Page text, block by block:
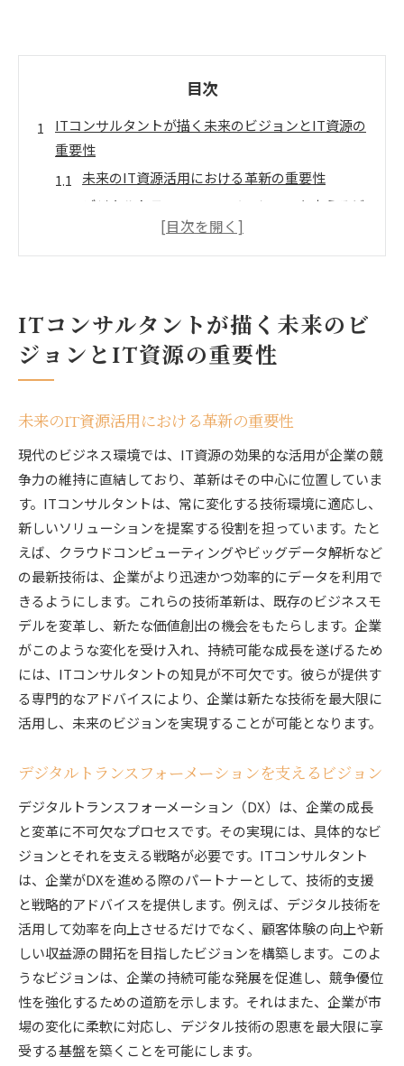
目次
ITコンサルタントが描く未来のビジョンとIT資源の
重要性
未来のIT資源活用における革新の重要性
デジタルトランスフォーメーションを支えるビ
ITコンサルタントの役割とその未来への影響
未来志向のIT資源管理のアプローチ
競争力を維持するためのIT資源戦略
IT資源を最大限に活用するためのITコンサルタント
IT資源活用のための戦略的プランニング
効果的なIT資源配分の技術
競争力強化のためのIT資源の最適化
ITコンサルタントによるアプローチの多様性
IT資源管理における革新と効率
最新技術の導入によるIT資源の強化
企業の競争力を高めるためのITコンサルタントの専
専門知識を活かした競争力強化戦略
ITコンサルタントが提案する革新的ソリューシ
ョン
データ分析を通じた競争力の向上
競争力のあるITインフラの構築方法
専門知識を活用した持続的成長戦略
ITコンサルタントが提案する持続可能な未来へのス
テップ
持続可能な発展を促進するIT資源戦略
環境に配慮したIT資源管理の手法
長期的視野から見た未来のIT資源
IT資源の持続可能性を高めるための取り組み
ITコンサルタントによる持続可能性への貢献
持続可能な未来を実現するためのIT資源活用
IT資源活用の最前線に立つITコンサルタントの役割
ITコンサルタントが描く未来のビ
ジョンとIT資源の重要性
未来のIT資源活用における革新の重要性
現代のビジネス環境では、IT資源の効果的な活用が企業の競
争力の維持に直結しており、革新はその中心に位置していま
す。ITコンサルタントは、常に変化する技術環境に適応し、
新しいソリューションを提案する役割を担っています。たと
えば、クラウドコンピューティングやビッグデータ解析など
の最新技術は、企業がより迅速かつ効率的にデータを利用で
きるようにします。これらの技術革新は、既存のビジネスモ
デルを変革し、新たな価値創出の機会をもたらします。企業
がこのような変化を受け入れ、持続可能な成長を遂げるため
には、ITコンサルタントの知見が不可欠です。彼らが提供す
る専門的なアドバイスにより、企業は新たな技術を最大限に
活用し、未来のビジョンを実現することが可能となります。
デジタルトランスフォーメーションを支えるビジョン
デジタルトランスフォーメーション（DX）は、企業の成長
と変革に不可欠なプロセスです。その実現には、具体的なビ
ジョンとそれを支える戦略が必要です。ITコンサルタント
は、企業がDXを進める際のパートナーとして、技術的支援
と戦略的アドバイスを提供します。例えば、デジタル技術を
活用して効率を向上させるだけでなく、顧客体験の向上や新
しい収益源の開拓を目指したビジョンを構築します。このよ
うなビジョンは、企業の持続可能な発展を促進し、競争優位
性を強化するための道筋を示します。それはまた、企業が市
場の変化に柔軟に対応し、デジタル技術の恩恵を最大限に享
受する基盤を築くことを可能にします。